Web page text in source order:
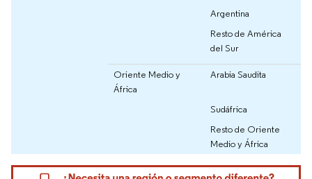
Argentina
Resto de América
del Sur
Oriente Medio y
África
Arabia Saudita
Sudáfrica
Resto de Oriente
Medio y África